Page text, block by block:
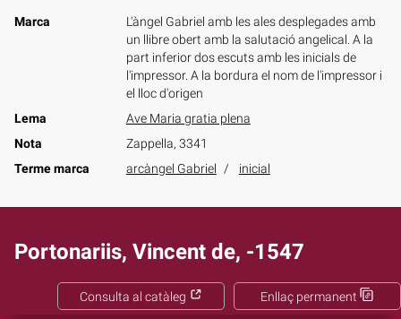
Marca
L'àngel Gabriel amb les ales desplegades amb
un llibre obert amb la salutació angelical. A la
part inferior dos escuts amb les inicials de
l'impressor. A la bordura el nom de l'impressor i
el lloc d'origen
Lema
Ave Maria gratia plena
Nota
Zappella, 3341
Terme marca
arcàngel Gabriel inicial
Portonariis, Vincent de, -1547
Enllaç permanent
Consulta al catàleg